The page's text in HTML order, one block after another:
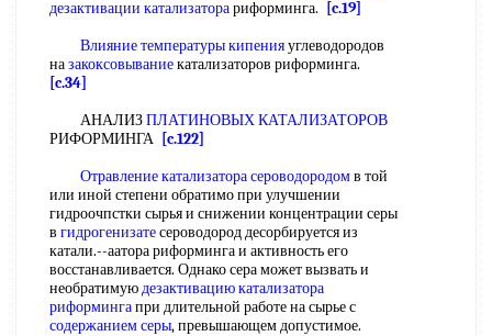
дезактивации катализаторариформинга.
[c.19]
Влияние температуры кипенияуглеводородов
назакоксовываниекатализаторов риформинга.
[c.34]
АНАЛИЗПЛАТИНОВЫХ КАТАЛИЗАТОРОВ
РИФОРМИНГА [c.122]
Отравление катализатора сероводородомв той
или иной степени обратимо при улучшении
гидроочпстки сырья и снижении концентрации серы
в гидрогенизатесероводород десорбируется из
катали.--аатора риформинга и активность его
восстанавливается. Однако сера может вызвать и
необратимуюдезактивацию катализатора
риформингапри длительной работе на сырье с
содержанием серы, превышающем допустимое.